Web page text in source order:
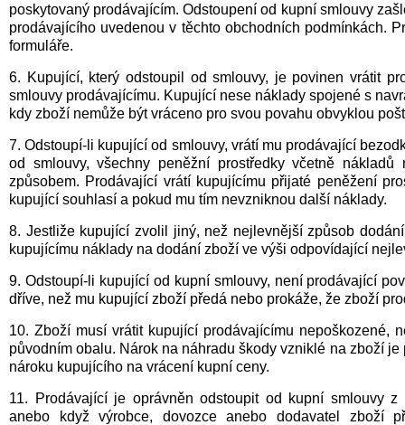
poskytovaný prodávajícím. Odstoupení od kupní smlouvy
prodávajícího uvedenou v těchto obchodních podmínkách.
formuláře.
6. Kupující, který odstoupil od smlouvy, je povinen vrátit
smlouvy prodávajícímu. Kupující nese náklady spojené s
kdy zboží nemůže být vráceno pro svou povahu obvyklou
7. Odstoupí-li kupující od smlouvy, vrátí mu prodávající
od smlouvy, všechny peněžní prostředky včetně
způsobem. Prodávající vrátí kupujícímu přijaté peněžení
kupující souhlasí a pokud mu tím nevzniknou další náklady.
8. Jestliže kupující zvolil jiný, než nejlevnější způsob
kupujícímu náklady na dodání zboží ve výši odpovídající
9. Odstoupí-li kupující od kupní smlouvy, není prodávající
dříve, než mu kupující zboží předá nebo prokáže, že zboží
10. Zboží musí vrátit kupující prodávajícímu nepoškozené,
původním obalu. Nárok na náhradu škody vzniklé na zboží
nároku kupujícího na vrácení kupní ceny.
11. Prodávající je oprávněn odstoupit od kupní smlouvy
anebo když výrobce, dovozce anebo dodavatel zboží